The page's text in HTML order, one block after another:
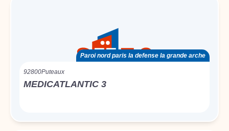
Paroi nord paris la defense la grande arche
92800Puteaux
MEDICATLANTIC 3